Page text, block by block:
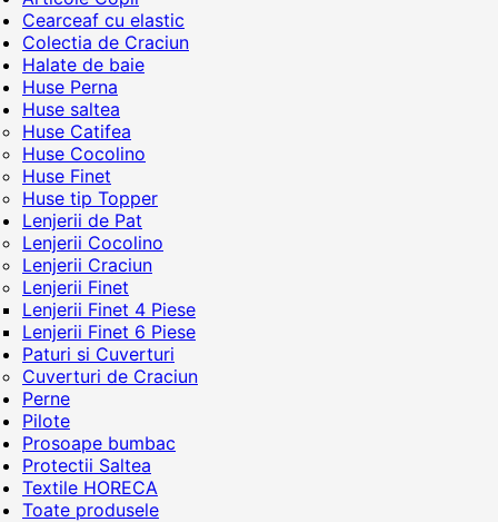
Cearceaf cu elastic
Colectia de Craciun
Halate de baie
Huse Perna
Huse saltea
Huse Catifea
Huse Cocolino
Huse Finet
Huse tip Topper
Lenjerii de Pat
Lenjerii Cocolino
Lenjerii Craciun
Lenjerii Finet
Lenjerii Finet 4 Piese
Lenjerii Finet 6 Piese
Paturi si Cuverturi
Cuverturi de Craciun
Perne
Pilote
Prosoape bumbac
Protectii Saltea
Textile HORECA
Toate produsele